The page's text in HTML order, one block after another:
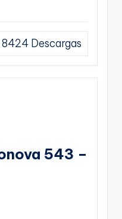
8424 Descargas
543 –